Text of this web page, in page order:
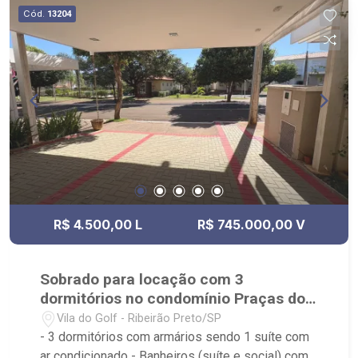
Cód. 13204
R$ 4.500,00 L R$ 745.000,00 V
Sobrado para locação com 3
dormitórios no condomínio Praças do
SulVila do Golf - Ribeirão Preto/SP
- 3 dormitórios com armários sendo 1 suíte com